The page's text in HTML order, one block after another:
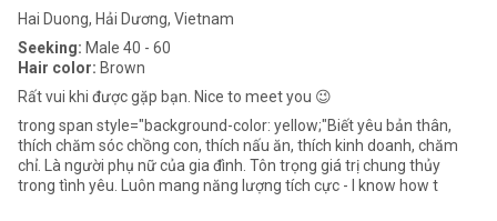
Hai Duong, Hải Dương, Vietnam
Seeking: Male 40 - 60
Hair color: Brown
Rất vui khi được gặp bạn. Nice to meet you 😉
trong span style="background-color: yellow;"Biết yêu bản thân,
thích chăm sóc chồng con, thích nấu ăn, thích kinh doanh, chăm
chỉ. Là người phụ nữ của gia đình. Tôn trọng giá trị chung thủy
trong tình yêu. Luôn mang năng lượng tích cực - I know how t